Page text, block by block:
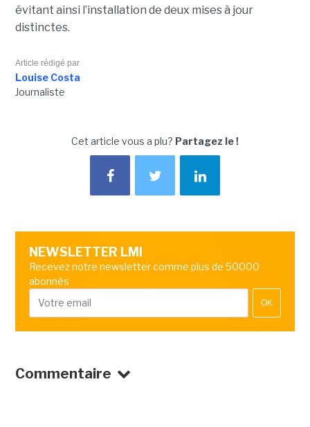
évitant ainsi l’installation de deux mises à jour
distinctes.
Article rédigé par
Louise Costa
Journaliste
Cet article vous a plu? Partagez le !
NEWSLETTER LMI
Recevez notre newsletter comme plus de 50000
abonnés
OK
Commentaire